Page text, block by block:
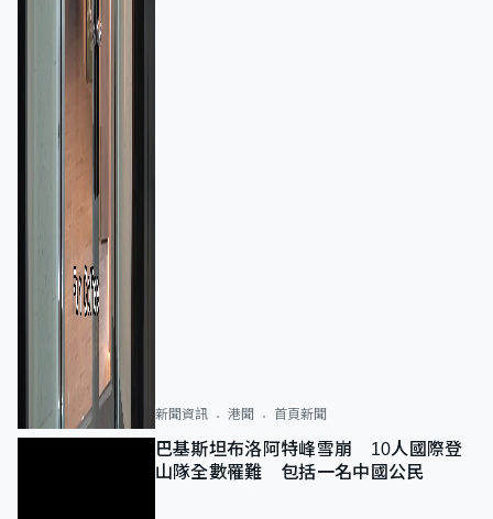
新聞資訊 港聞 首頁新聞
巴基斯坦布洛阿特峰雪崩 10人國際登
山隊全數罹難 包括一名中國公民